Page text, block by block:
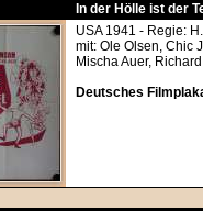
In der Hölle ist der
USA 1941 - Regie:
mit: Ole Olsen, Chic
Mischa Auer,
Deutsches